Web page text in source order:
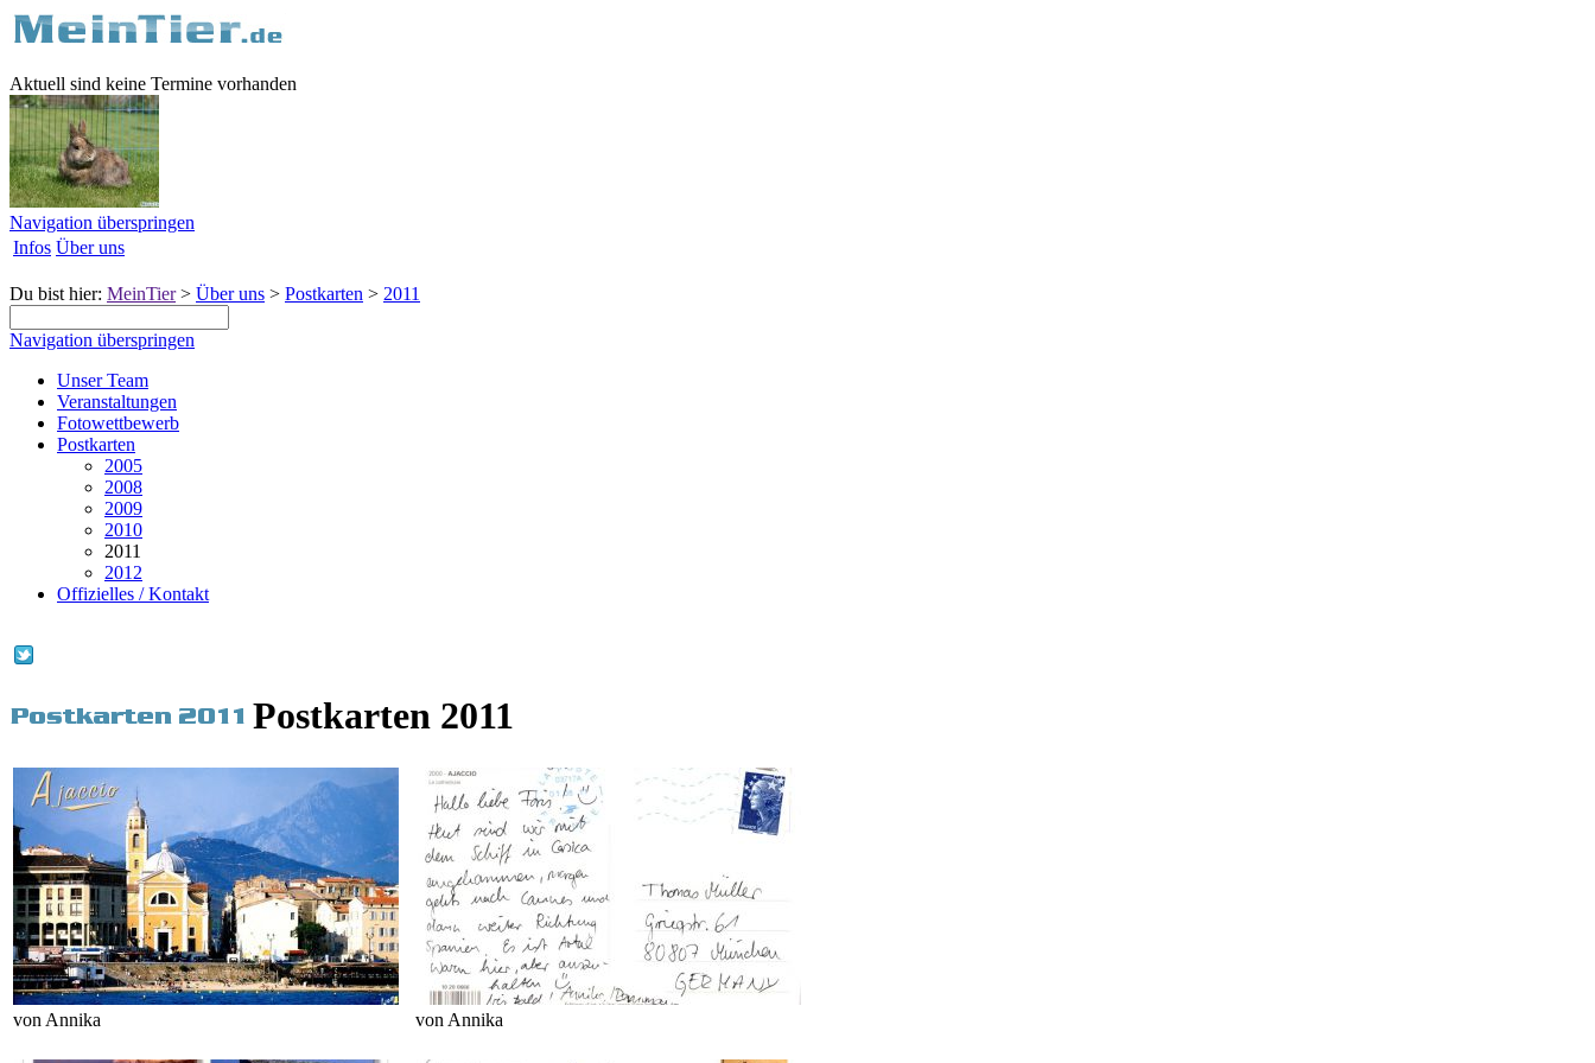
Aktuell sind keine Termine vorhanden
Navigation überspringen
Infos Über uns
Du bist hier: MeinTier> Über uns > Postkarten > 2011
Navigation überspringen
Unser Team
Veranstaltungen
Fotowettbewerb
Postkarten
2005
2008
2009
2010
2011
2012
Offizielles / Kontakt
Postkarten 2011
von Annika von Annika